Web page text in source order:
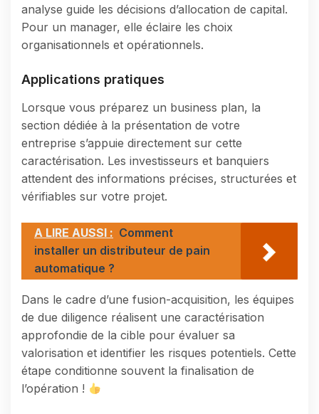
analyse guide les décisions d’allocation de capital.
Pour un manager, elle éclaire les choix
organisationnels et opérationnels.
Applications pratiques
Lorsque vous préparez un business plan, la
section dédiée à la présentation de votre
entreprise s’appuie directement sur cette
caractérisation. Les investisseurs et banquiers
attendent des informations précises, structurées et
vérifiables sur votre projet.
A LIRE AUSSI : Comment
installer un distributeur de pain
automatique ?
Dans le cadre d’une fusion-acquisition, les équipes
de due diligence réalisent une caractérisation
approfondie de la cible pour évaluer sa
valorisation et identifier les risques potentiels. Cette
étape conditionne souvent la finalisation de
l’opération !